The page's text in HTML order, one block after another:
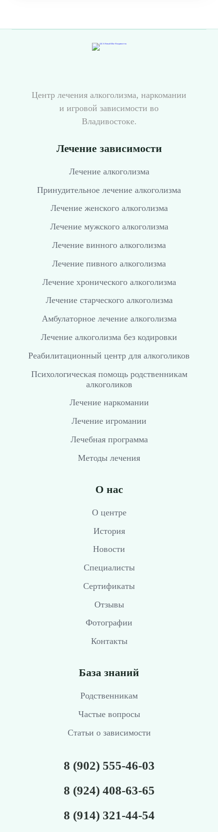
Центр лечения алкоголизма, наркомании
и игровой зависимости во
Владивостоке.
Лечение зависимости
Лечение алкоголизма
Принудительное лечение алкоголизма
Лечение женского алкоголизма
Лечение мужского алкоголизма
Лечение винного алкоголизма
Лечение пивного алкоголизма
Лечение хронического алкоголизма
Лечение старческого алкоголизма
Амбулаторное лечение алкоголизма
Лечение алкоголизма без кодировки
Реабилитационный центр для алкоголиков
Психологическая помощь родственникам
алкоголиков
Лечение наркомании
Лечение игромании
Лечебная программа
Методы лечения
О нас
О центре
История
Новости
Специалисты
Сертификаты
Отзывы
Фотографии
Контакты
База знаний
Родственникам
Частые вопросы
Статьи о зависимости
8 (902) 555-46-03
8 (924) 408-63-65
8 (914) 321-44-54